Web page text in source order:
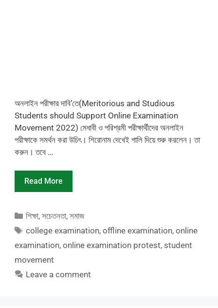
অনলাইন পরীক্ষার দাবি’তে(Meritorious and Studious
Students should Support Online Examination
Movement 2022) মেধাবী ও পরিশ্রমী পরীক্ষার্থীদের অনলাইন
পরীক্ষাকে সমর্থন করা উচিৎ। শিরোনাম দেখেই গালি দিয়ে শুরু করলেন। তা
করুন। তবে …
Read More
Categories
শিক্ষা,সচেতনতা,সমাজ
Tags
college examination,offline examination,online
examination, online examination protest, student
movement
Leave a comment